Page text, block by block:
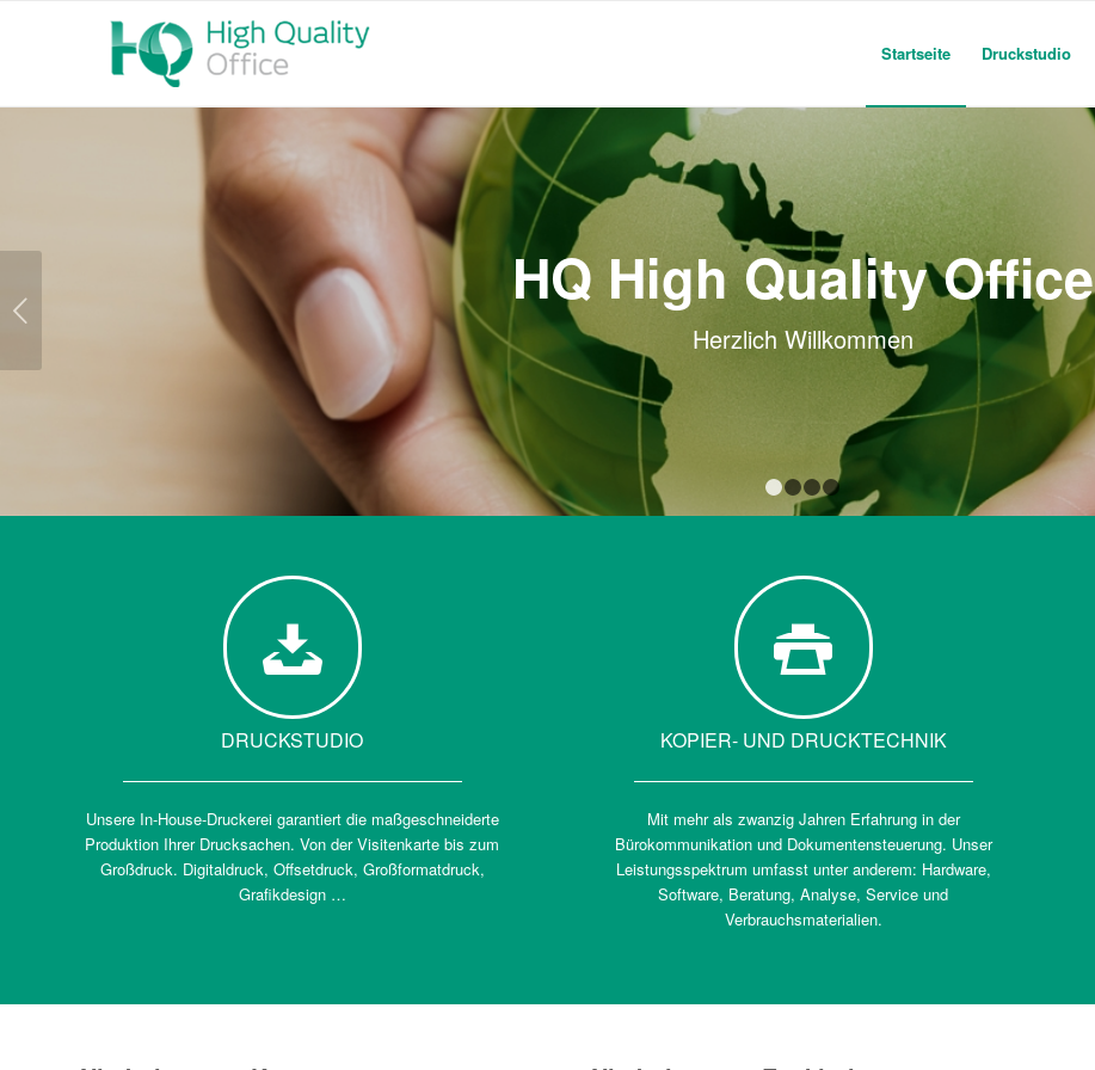
Startseite Druckstudio
HQ High Quality Office
Herzlich Willkommen
4
DRUCKSTUDIO
Unsere In-House-Druckerei garantiert die maßgeschneiderte
Produktion Ihrer Drucksachen. Von der Visitenkarte bis zum
Großdruck. Digitaldruck, Offsetdruck, Großformatdruck,
Grafikdesign …
KOPIER- UND DRUCKTECHNIK
Mit mehr als zwanzig Jahren Erfahrung in der
Bürokommunikation und Dokumentensteuerung. Unser
Leistungsspektrum umfasst unter anderem: Hardware,
Software, Beratung, Analyse, Service und
Verbrauchsmaterialien.